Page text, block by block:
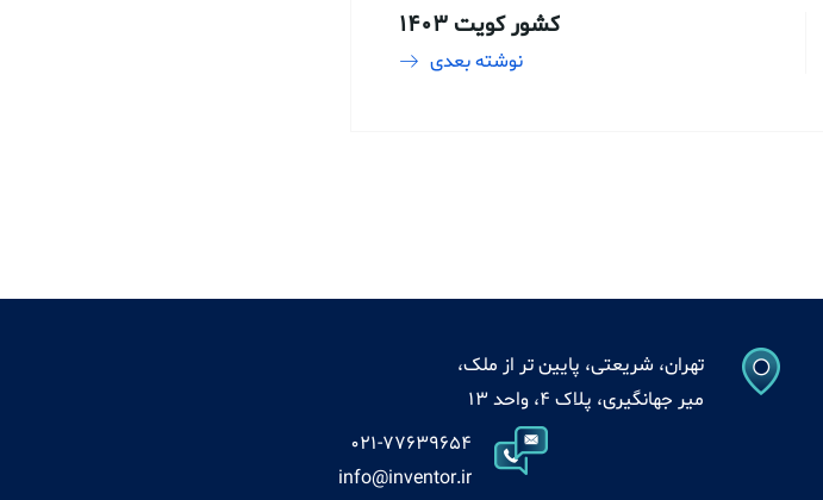
کشور کویت 1403
نوشته بعدی
تهران، شریعتی، پایین تر از ملک،
میر جهانگیری، پلاک 4، واحد 13
021-77639654
info@inventor.ir